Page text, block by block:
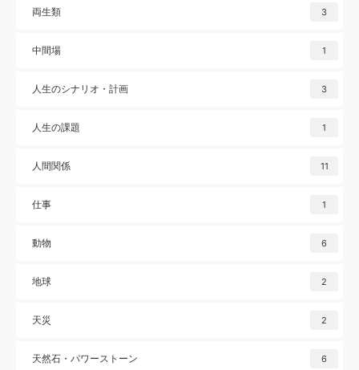
両生類 3
中間場 1
人生のシナリオ・計画 3
人生の課題 1
人間関係 11
仕事 1
動物 6
地球 2
天災 2
天然石・パワーストーン 6